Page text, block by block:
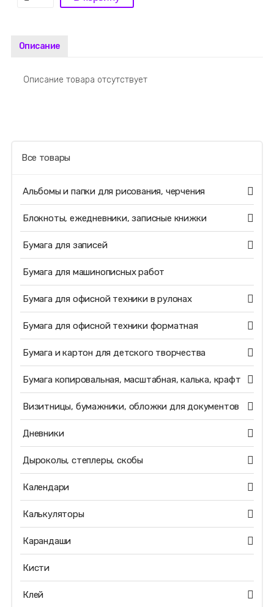
Описание
Описание товара отсутствует
Все товары
Альбомы и папки для рисования, черчения
Блокноты, ежедневники, записные книжки
Бумага для записей
Бумага для машинописных работ
Бумага для офисной техники в рулонах
Бумага для офисной техники форматная
Бумага и картон для детского творчества
Бумага копировальная, масштабная, калька, крафт
Визитницы, бумажники, обложки для документов
Дневники
Дыроколы, степлеры, скобы
Календари
Калькуляторы
Карандаши
Кисти
Клей